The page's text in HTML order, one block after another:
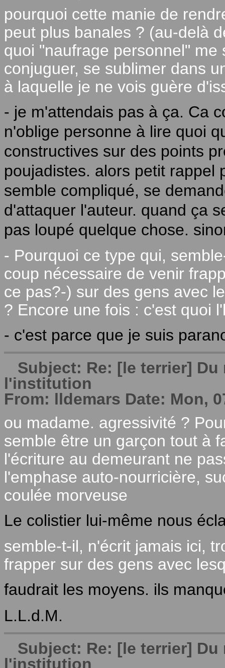
pourquoi cette manie de
peut plus banales ? (au-delà
quoi "naufrage personnel"
conjuguer, se sublimer dans
à laquelle je ne vois guère
- je m'attendais pas à ça. Ca
n'oblige personne à lire quoi
constructives sur des points
poujadistes. alors petit rappel
semble compliqué, se
d'attaquer l'auteur. quand ça
pas loupé quelque chose.
- Pourquoi ce type qui,
coup nécessaire de venir
ce pas?-) sur des gens avec
? Encore une fois : c'est quoi
- c'est parce que je suis
Subject: Re: [le terrier]
l'institution
From: lldemars Date: Mon,
ou madame. agressivité ?
semble être un garçon tout à
l'écriture au demeurant ne
l'emphase auto-nourricière,
coulée morveuse
Le colistier lui-même nous
semble-t-il, n'écrit jamais ici,
frapper sur des gens avec
faudrait les moyens. ils
L.L.d.M.
Subject: Re: [le terrier]
l'institution